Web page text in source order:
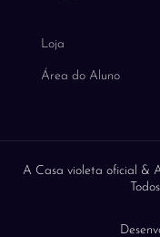
Loja
Área do Aluno
A Casa violeta oficial &